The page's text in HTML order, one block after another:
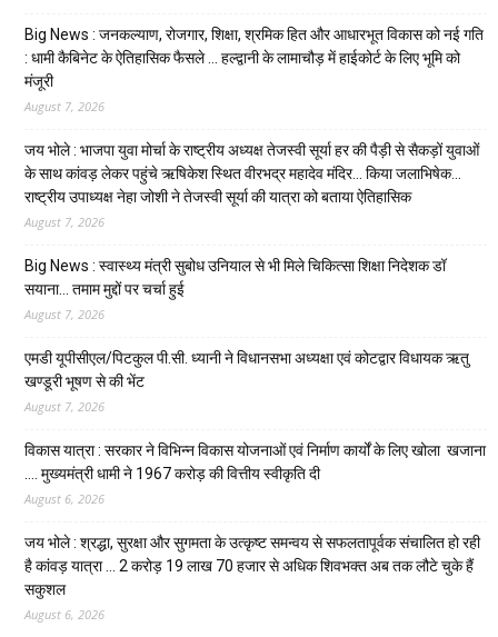
Big News : जनकल्याण, रोजगार, शिक्षा, श्रमिक हित और आधारभूत विकास को नई गति
: धामी कैबिनेट के ऐतिहासिक फैसले … हल्द्वानी के लामाचौड़ में हाईकोर्ट के लिए भूमि को
मंजूरी
August 7, 2026
जय भोले : भाजपा युवा मोर्चा के राष्ट्रीय अध्यक्ष तेजस्वी सूर्या हर की पैड़ी से सैकड़ों युवाओं
के साथ कांवड़ लेकर पहुंचे ऋषिकेश स्थित वीरभद्र महादेव मंदिर… किया जलाभिषेक…
राष्ट्रीय उपाध्यक्ष नेहा जोशी ने तेजस्वी सूर्या की यात्रा को बताया ऐतिहासिक
August 7, 2026
Big News : स्वास्थ्य मंत्री सुबोध उनियाल से भी मिले चिकित्सा शिक्षा निदेशक डॉ
सयाना… तमाम मुद्दों पर चर्चा हुई
August 7, 2026
एमडी यूपीसीएल/पिटकुल पी.सी. ध्यानी ने विधानसभा अध्यक्षा एवं कोटद्वार विधायक ऋतु
खण्डूरी भूषण से की भेंट
August 7, 2026
विकास यात्रा : सरकार ने विभिन्न विकास योजनाओं एवं निर्माण कार्यों के लिए खोला खजाना
…. मुख्यमंत्री धामी ने ₹1967 करोड़ की वित्तीय स्वीकृति दी
August 6, 2026
जय भोले : श्रद्धा, सुरक्षा और सुगमता के उत्कृष्ट समन्वय से सफलतापूर्वक संचालित हो रही
है कांवड़ यात्रा … 2 करोड़ 19 लाख 70 हजार से अधिक शिवभक्त अब तक लौटे चुके हैं
सकुशल
August 6, 2026